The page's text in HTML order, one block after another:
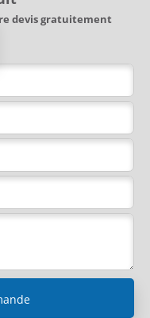
devis gratuitement